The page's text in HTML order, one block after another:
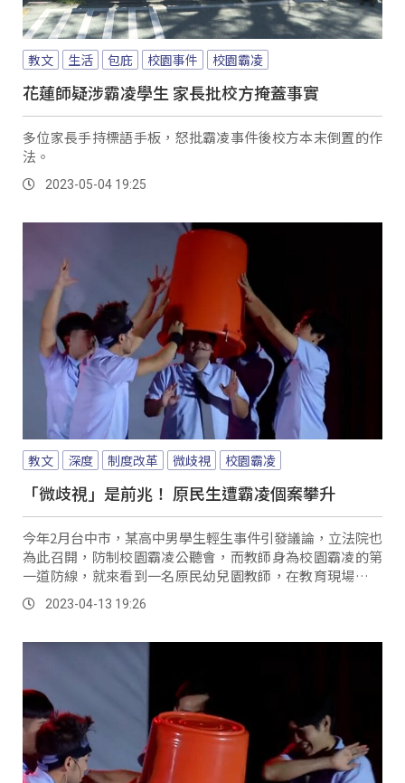
教文 生活 包庇 校園事件 校園霸凌
花蓮師疑涉霸凌學生 家長批校方掩蓋事實
多位家長手持標語手板，怒批霸凌事件後校方本末倒置的作
法。
2023-05-04 19:25
教文 深度 制度改革 微歧視 校園霸凌
「微歧視」是前兆！ 原民生遭霸凌個案攀升
今年2月台中市，某高中男學生輕生事件引發議論，立法院也
為此召開，防制校園霸凌公聽會，而教師身為校園霸凌的第
一道防線，就來看到一名原民幼兒園教師，在教育現場的觀
察。2023-04-13 19:26